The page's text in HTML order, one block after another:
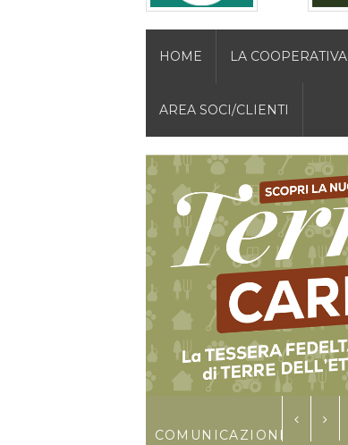
HOME LA COOPERATIVA
AREA SOCI/CLIENTI
COMUNICAZIONI